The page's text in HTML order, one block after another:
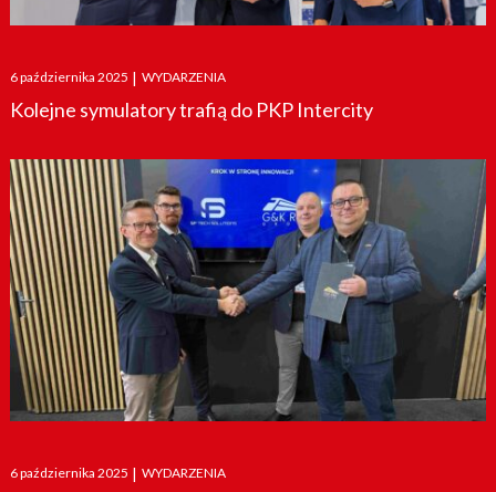
Posted
on
6 października 2025 WYDARZENIA
Kolejne symulatory trafią do PKP Intercity
Posted
on
6 października 2025 WYDARZENIA